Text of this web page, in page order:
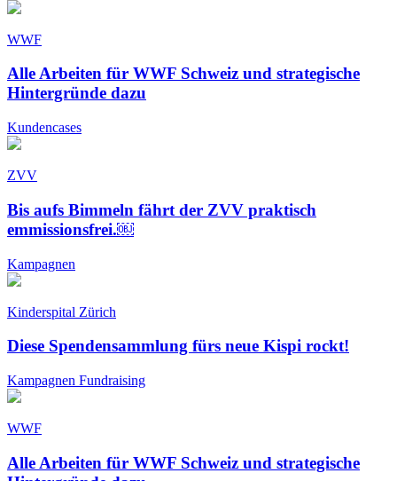
WWF
Alle Arbeiten für WWF Schweiz und strategische
Hintergründe dazu
Kundencases
ZVV
Bis aufs Bimmeln fährt der ZVV praktisch
emmissionsfrei.￼
Kampagnen
Kinderspital Zürich
Diese Spendensammlung fürs neue Kispi rockt!
Kampagnen Fundraising
WWF
Alle Arbeiten für WWF Schweiz und strategische